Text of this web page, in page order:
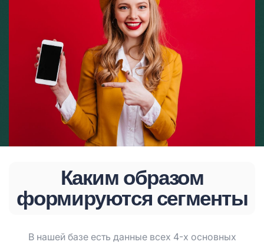
Каким образом
формируются сегменты
В нашей базе есть данные всех 4-х основных